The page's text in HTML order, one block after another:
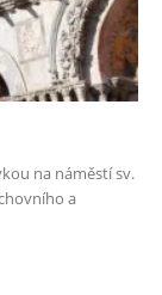
na náměstí sv.
a